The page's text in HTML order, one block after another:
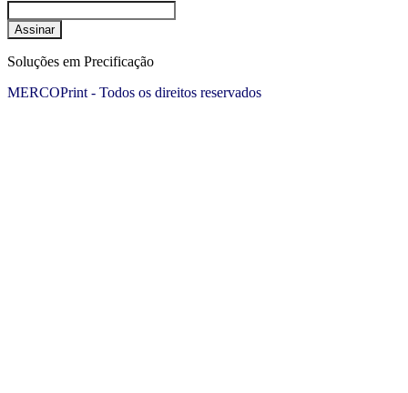
Assinar
Soluções em Precificação
MERCOPrint - Todos os direitos reservados